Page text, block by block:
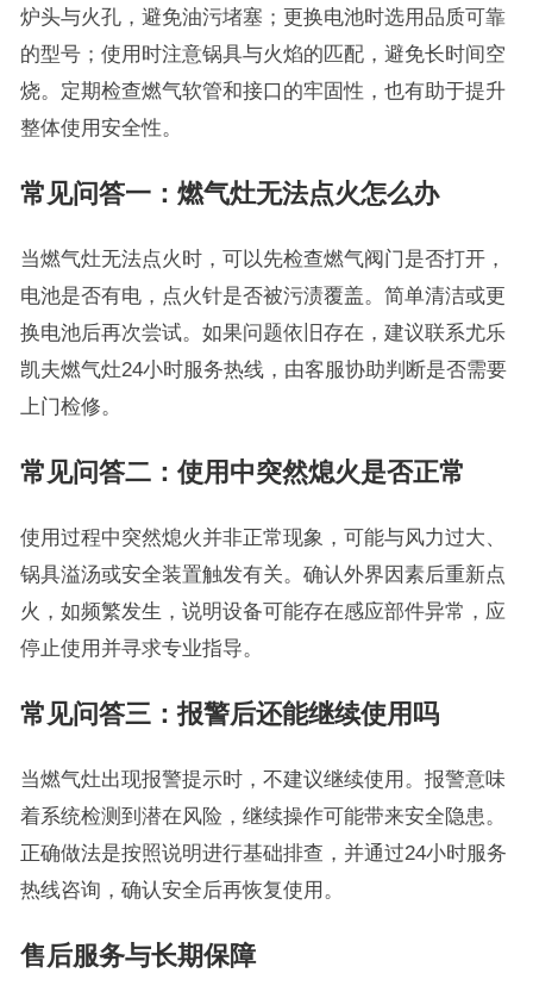
炉头与火孔，避免油污堵塞；更换电池时选用品质可靠
的型号；使用时注意锅具与火焰的匹配，避免长时间空
烧。定期检查燃气软管和接口的牢固性，也有助于提升
整体使用安全性。
常见问答一：燃气灶无法点火怎么办
当燃气灶无法点火时，可以先检查燃气阀门是否打开，
电池是否有电，点火针是否被污渍覆盖。简单清洁或更
换电池后再次尝试。如果问题依旧存在，建议联系尤乐
凯夫燃气灶24小时服务热线，由客服协助判断是否需要
上门检修。
常见问答二：使用中突然熄火是否正常
使用过程中突然熄火并非正常现象，可能与风力过大、
锅具溢汤或安全装置触发有关。确认外界因素后重新点
火，如频繁发生，说明设备可能存在感应部件异常，应
停止使用并寻求专业指导。
常见问答三：报警后还能继续使用吗
当燃气灶出现报警提示时，不建议继续使用。报警意味
着系统检测到潜在风险，继续操作可能带来安全隐患。
正确做法是按照说明进行基础排查，并通过24小时服务
热线咨询，确认安全后再恢复使用。
售后服务与长期保障